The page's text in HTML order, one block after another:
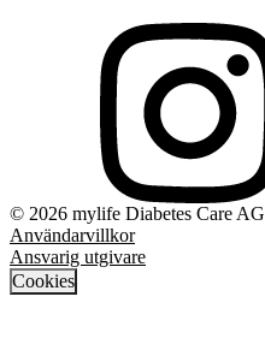
© 2026 mylife Diabetes Care AG
Användarvillkor
Ansvarig utgivare
Cookies